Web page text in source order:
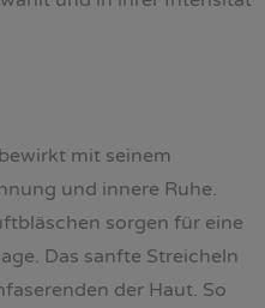
mit seinem
und innere Ruhe.
sorgen für eine
Das sanfte Streicheln
der Haut. So